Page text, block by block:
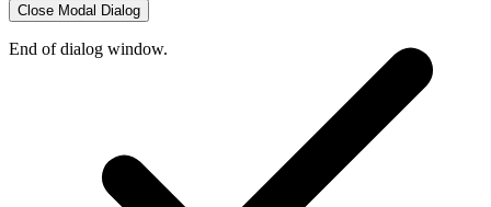
Close Modal Dialog
End of dialog window.